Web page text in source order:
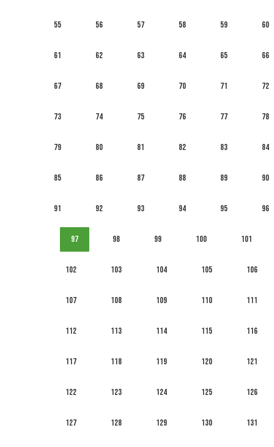
55 56 57 58 59 60
61 62 63 64 65 66
67 68 69 70 71 72
73 74 75 76 77 78
79 80 81 82 83 84
85 86 87 88 89 90
91 92 93 94 95 96
97 98 99 100 101
102 103 104 105 106
107 108 109 110 111
112 113 114 115 116
117 118 119 120 121
122 123 124 125 126
127 128 129 130 131